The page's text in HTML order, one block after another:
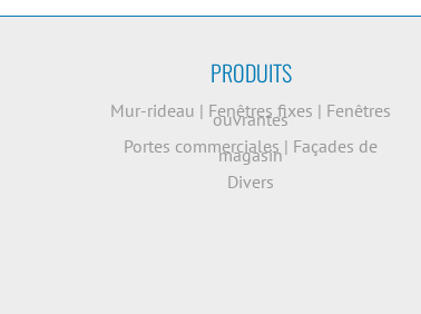
PRODUITS
Mur-rideau | Fenêtres fixes | Fenêtres
ouvrantes
Portes commerciales | Façades de
magasin
Divers